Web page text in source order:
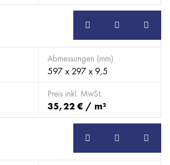
Abmessungen (mm)
597 x 297 x 9,5
Preis inkl. MwSt.
35,22 € / m²